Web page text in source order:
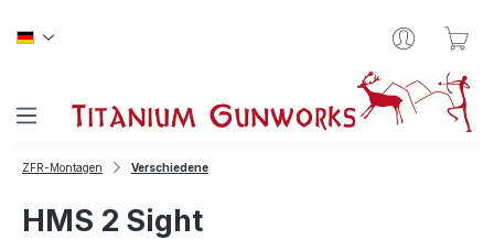
ZFR-Montagen Verschiedene
HMS 2 Sight